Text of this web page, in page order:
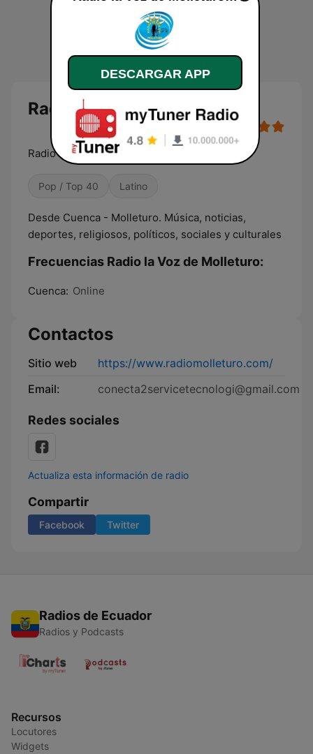
Radio la Voz de Molleturo
Radio En Vivo
Pop / Top 40 Latino
Desde Cuenca - Molleturo. Música, noticias,
deportes, religiosos, políticos, sociales y culturales
Frecuencias Radio la Voz de Molleturo:
Cuenca: Online
Contactos
Sitio web
https://www.radiomolleturo.com/
Email:
conecta2servicetecnologi@gmail.com
Redes sociales
Actualiza esta información de radio
Compartir
Facebook Twitter
Radios de Ecuador
Radios y Podcasts
Recursos
Locutores
Widgets
DESCARGAR APP